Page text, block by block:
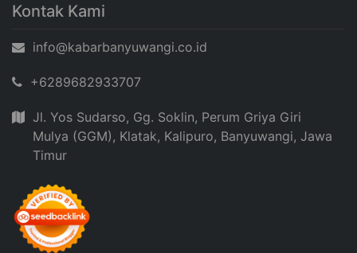
Kontak Kami
info@kabarbanyuwangi.co.id
+6289682933707
Jl. Yos Sudarso, Gg. Soklin, Perum Griya Giri
Mulya (GGM), Klatak, Kalipuro, Banyuwangi, Jawa
Timur